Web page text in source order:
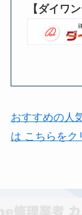
【ダイワ
おすすめの人
は こちらをク